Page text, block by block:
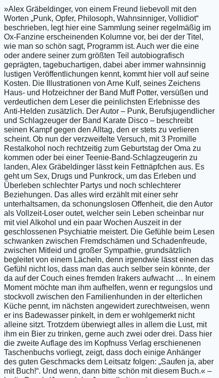
»Alex Gräbeldinger, von einem Freund liebevoll mit den
Worten „Punk, Opfer, Philosoph, Wahnsinniger, Vollidiot“
beschrieben, legt hier eine Sammlung seiner regelmäßig im
Ox-Fanzine erscheinenden Kolumne vor, bei der der Titel,
wie man so schön sagt, Programm ist. Auch wer die eine
oder andere seiner zum größten Teil autobiografisch
geprägten, tagebuchartigen, dabei aber immer wahnsinnig
lustigen Veröffentlichungen kennt, kommt hier voll auf seine
Kosten. Die Illustrationen von Arne Kulf, seines Zeichens
Haus- und Hofzeichner der Band Muff Potter, versüßen und
verdeutlichen dem Leser die peinlichsten Erlebnisse des
Anti-Helden zusätzlich. Der Autor – Punk, Berufsjugendlicher
und Schlagzeuger der Band Karate Disco – beschreibt
seinen Kampf gegen den Alltag, den er stets zu verlieren
scheint. Ob nun der verzweifelte Versuch, mit 3 Promille
Restalkohol noch rechtzeitig zum Geburtstag der Oma zu
kommen oder bei einer Teenie-Band-Schlagzeugerin zu
landen, Alex Gräbeldinger lässt kein Fettnäpfchen aus. Es
geht um Sex, Drugs und Punkrock, um das Erleben und
Überleben schlechter Partys und noch schlechterer
Beziehungen. Das alles wird erzählt mit einer sehr
unterhaltsamen, da schonungslosen Offenheit, die den Autor
als Vollzeit-Loser outet, welcher sein Leben scheinbar nur
mit viel Alkohol und ein paar Wochen Auszeit in der
geschlossenen Psychiatrie meistert. Die Gefühle beim Lesen
schwanken zwischen Fremdschämen und Schadenfreude,
zwischen Mitleid und großer Sympathie, grundsätzlich
begleitet von einem Lächeln, denn irgendwie lässt einen das
Gefühl nicht los, dass man das auch selber sein könnte, der
da auf der Couch eines fremden Irakers aufwacht … In einem
Moment möchte man ihm aufhelfen, wenn er regungslos und
stockvoll zwischen den Familienhunden in der elterlichen
Küche pennt, im nächsten angewidert zurechtweisen, wenn
er ins Badewasser pinkelt, in dem er wohlgemerkt nicht
alleine sitzt. Trotzdem überwiegt alles in allem die Lust, mit
ihm ein Bier zu trinken, gerne auch zwei oder drei. Dass hier
die zweite Auflage des im Kopfnuss Verlag erschienenen
Taschenbuchs vorliegt, zeigt, dass doch einige Anhänger
des guten Geschmacks dem Leitsatz folgen: „Saufen ja, aber
mit Buch!“. Und wenn, dann bitte schön mit diesem Buch.« –